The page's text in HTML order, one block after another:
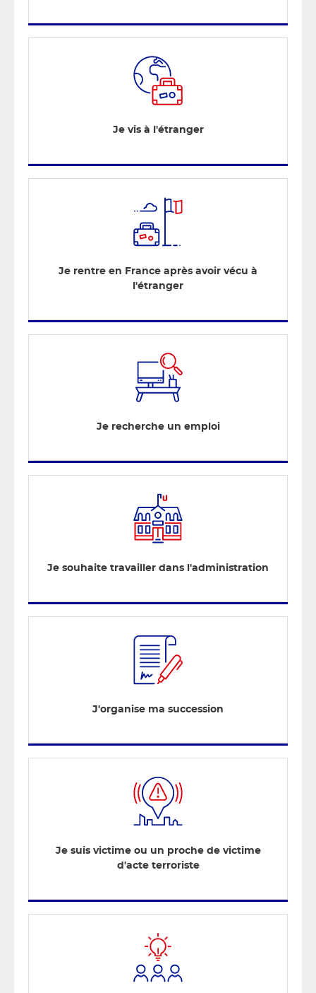
Je vis à l'étranger
Je rentre en France après avoir vécu à
l'étranger
Je recherche un emploi
Je souhaite travailler dans l'administration
J'organise ma succession
Je suis victime ou un proche de victime
d'acte terroriste